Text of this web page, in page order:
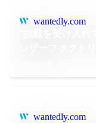
wantedly.com
wantedly.com